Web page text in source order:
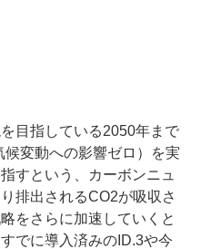
目指している2050年まで
変動への影響ゼロ）を実
すという、カーボンニュ
排出されるCO2が吸収さ
をさらに加速していくと
でに導入済みのID.3や今